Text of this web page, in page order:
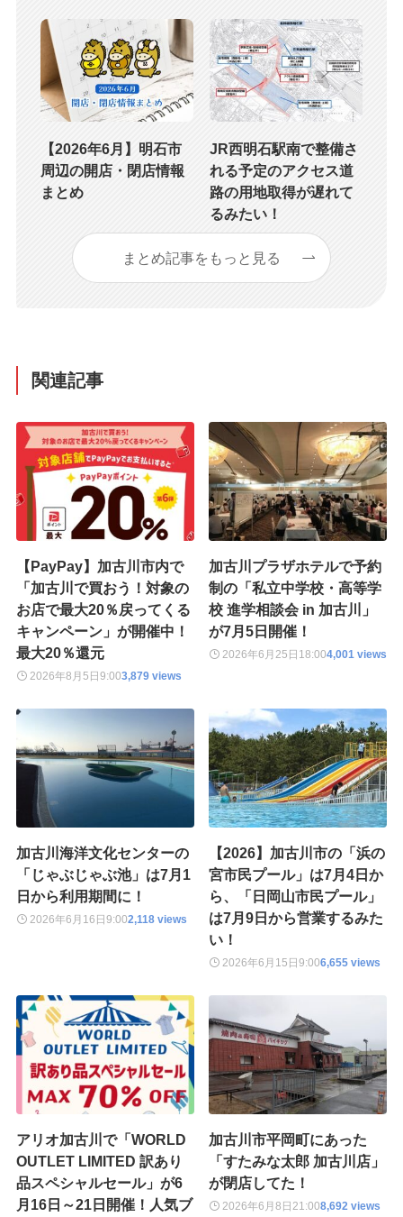
【2026年6月】明石市
周辺の開店・閉店情報
まとめ
JR西明石駅南で整備さ
れる予定のアクセス道
路の用地取得が遅れて
るみたい！
まとめ記事をもっと見る
関連記事
【PayPay】加古川市内で
「加古川で買おう！対象の
お店で最大20％戻ってくる
キャンペーン」が開催中！
最大20％還元
2026年8月5日9:003,879 views
加古川プラザホテルで予約
制の「私立中学校・高等学
校 進学相談会 in 加古川」
が7月5日開催！
2026年6月25日 18:004,001 views
加古川海洋文化センターの
「じゃぶじゃぶ池」は7月1
日から利用期間に！
2026年6月16日9:002,118 views
【2026】加古川市の「浜の
宮市民プール」は7月4日か
ら、「日岡山市民プール」
は7月9日から営業するみた
い！
2026年6月15日9:006,655 views
アリオ加古川で「WORLD
OUTLET LIMITED 訳あり
品スペシャルセール」が6
月16日～21日開催！人気ブ
加古川市平岡町にあった
「すたみな太郎 加古川店」
が閉店してた！
2026年6月8日 21:008,692 views